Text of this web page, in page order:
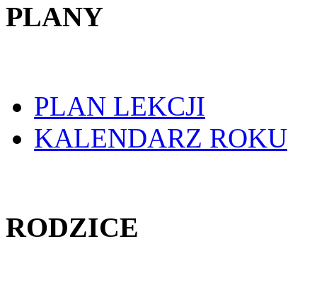
PLANY
PLAN LEKCJI
KALENDARZ ROKU
RODZICE